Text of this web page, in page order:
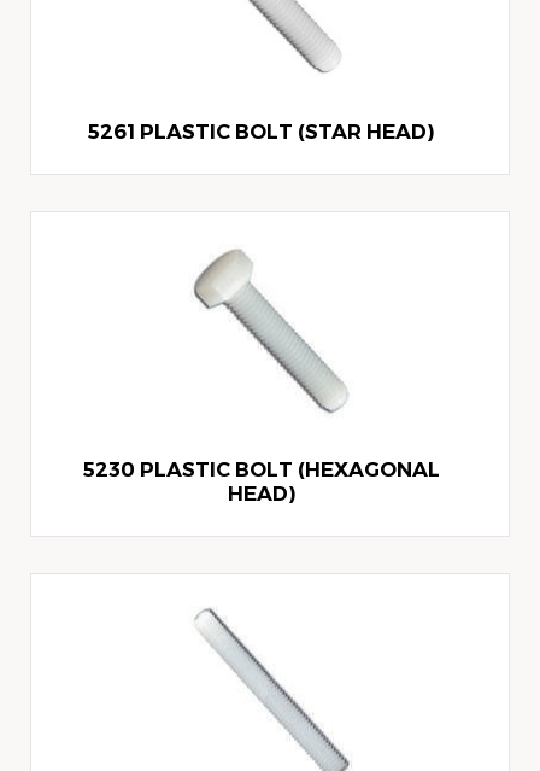
5261 PLASTIC BOLT (STAR HEAD)
5230 PLASTIC BOLT (HEXAGONAL
HEAD)